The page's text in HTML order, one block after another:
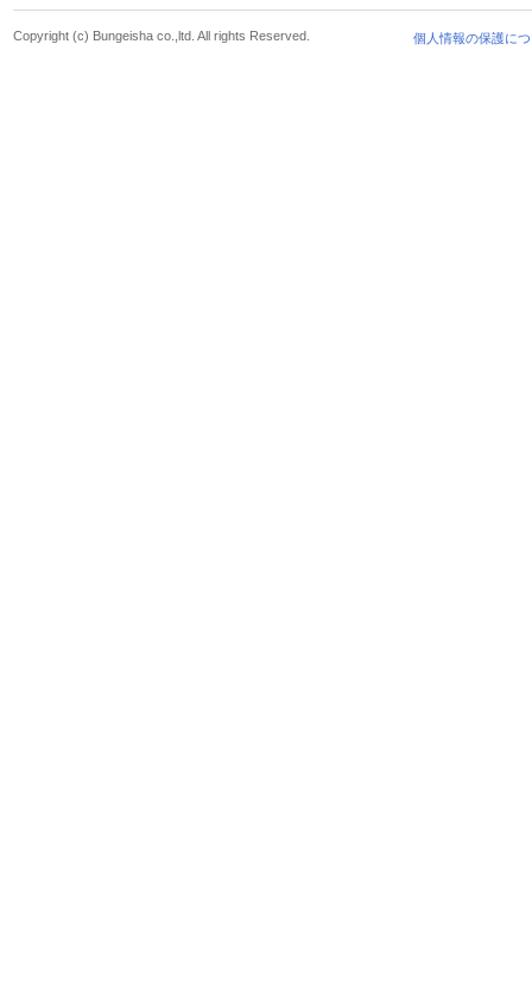
個人情報の保護に
Copyright (c) Bungeisha co.,ltd. All rights Reserved.